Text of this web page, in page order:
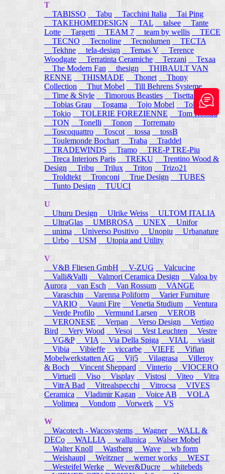
T
TABISSO
Tabu Tacchini Italia
Tai Ping
TAKEHOMEDESIGN
TAL talsee
Tante
Lotte
Targetti TEAM 7 team by wellis
TECE
TECNO
Tecnoline Tecnolumen
TECTA
Tekhne
tela-design Temas V
Terence
Woodgate
Terratinta Ceramiche Terzani
Texaa
The Modern Fan
thesign
THIBAULT VAN
RENNE
THISMADE Thonet
Thony
Collection
Thut Mobel
Till Behrens Systeme
Time & Style
Timorous Beasties
Tisettanta
Tobias Grau
Togama Tojo Mobel
Token
Tokio
TOLERIE FOREZIENNE
Tom Rossau
TON
Tonelli Tonon
Torremato
Toscoquattro
Toscot tossa
tossB
Toulemonde Bochart
Traba
Traddel
TRADEWINDS
Tramo
TRE-P TRE-Piu
Treca Interiors Paris
TREKU
Trentino Wood &
Design
Tribu Trilux Triton
Trizo21
Troldtekt Tronconi True Design
TUBES
Tunto Design
TUUCI
U
Uhuru Design
Ulrike Weiss
ULTOM ITALIA
UltraGlas
UMBROSA UNEX
Unifor
unima
Universo Positivo Unopiu
Urbanature
Urbo
USM Utopia and Utility
V
V&B Fliesen GmbH
V-ZUG
Valcucine
Valli&Valli
Valmori Ceramica Design
Valoa by
Aurora
van Esch Van Rossum
VANGE
Varaschin
Varenna Poliform
Varier Furniture
VARIO
Vauni Fire Venetia Studium
Ventura
Verde Profilo
Vermund Larsen
VEROB
VERONESE
Verpan Verso Design
Vertigo
Bird
Very Wood Vesoi Vest Leuchten
Vestre
VG&P
VIA Via Della Spiga VIAL
viasit
Vibia
Vibieffe viccarbe VIEFE
Vifian
Mobelwerkstatten AG
Vij5 Vilagrasa
Villeroy
& Boch
Vincent Sheppard Vinterio
VIOCERO
Virtuell
Viso Visplay Vistosi Viteo
Vitra
VitrA Bad
Vitrealspecchi Vitrocsa
VIVES
Ceramica
Vladimir Kagan Voice AB
VOLA
Volimea
Vondom Vorwerk VS
W
Wacotech - Wacosystems
Wagner
WALL &
DECo
WALLIA wallunica
Walser Mobel
Walter Knoll
Wastberg Wave
wb form
Weishaupl
Weitzner werner works
WEST
Westeifel Werke
Wever&Ducre
whitebeds